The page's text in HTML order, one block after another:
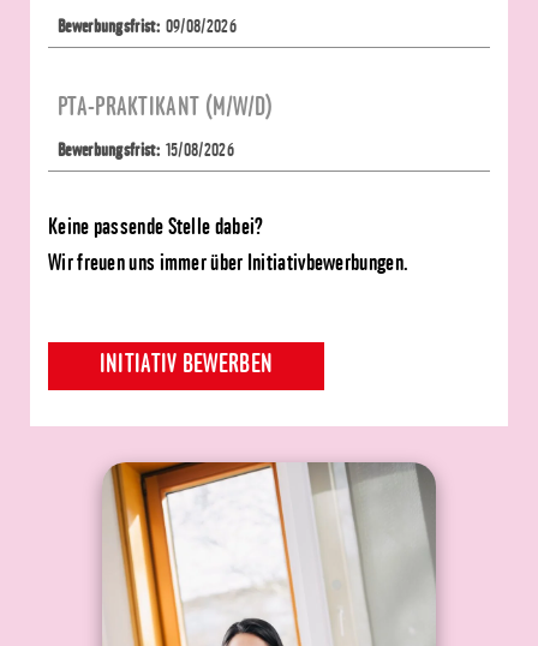
09/08/2026
PTA-PRAKTIKANT (M/W/D)
15/08/2026
Keine passende Stelle dabei?
Wir freuen uns immer über Initiativbewerbungen.
INITIATIV BEWERBEN